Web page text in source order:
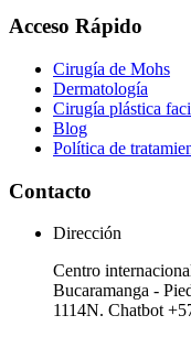
Acceso Rápido
Cirugía de Mohs
Dermatología
Cirugía plástica
Blog
Política de
Contacto
Dirección
Centro
Bucaramanga -
1114N. Chatbot